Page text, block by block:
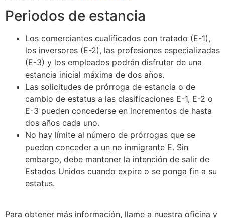
Periodos de estancia
Los comerciantes cualificados con tratado (E-1),
los inversores (E-2), las profesiones especializadas
(E-3) y los empleados podrán disfrutar de una
estancia inicial máxima de dos años.
Las solicitudes de prórroga de estancia o de
cambio de estatus a las clasificaciones E-1, E-2 o
E-3 pueden concederse en incrementos de hasta
dos años cada uno.
No hay límite al número de prórrogas que se
pueden conceder a un no inmigrante E. Sin
embargo, debe mantener la intención de salir de
Estados Unidos cuando expire o se ponga fin a su
estatus.
Para obtener más información, llame a nuestra oficina y